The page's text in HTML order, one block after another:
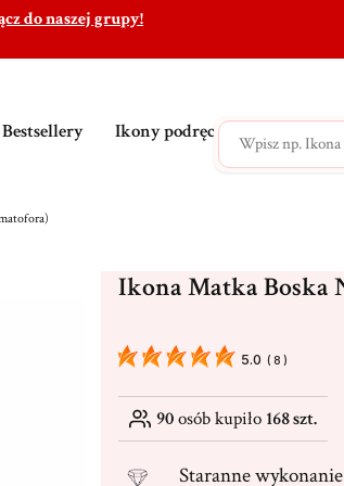
do naszej grupy!
Bestsellery Ikony podręczne
Ikona Matka Boska
5.0 ( 8 )
90osób kupiło 168 szt.
Staranne